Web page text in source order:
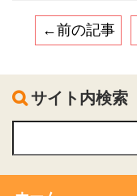
←前の記事
サイト内検索